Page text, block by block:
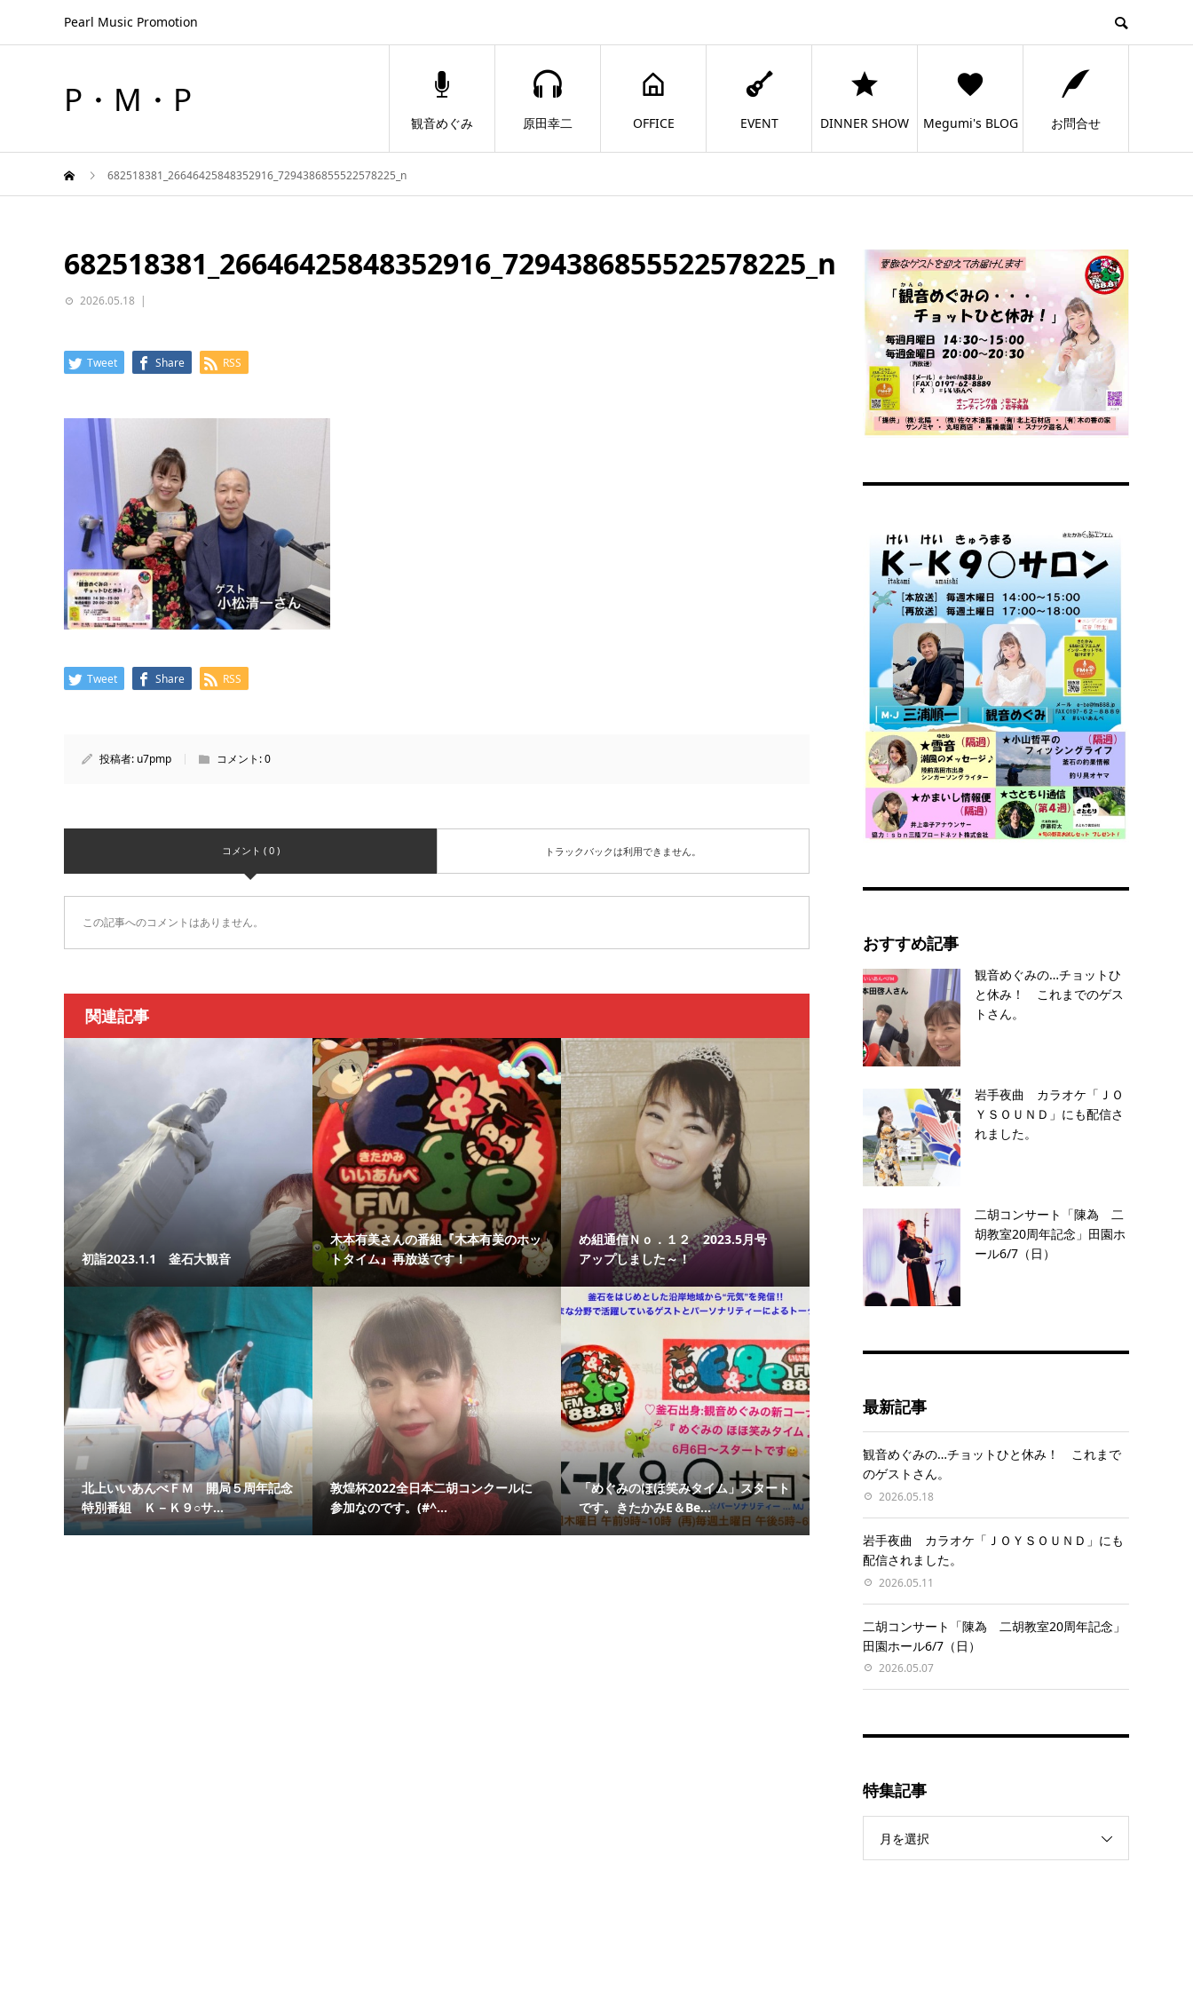
Pearl Music Promotion
P・M・P
観音めぐみ 原田幸二 OFFICE EVENT DINNER SHOW Megumi's BLOG お問合せ
682518381_26646425848352916_7294386855522578225_n
682518381_26646425848352916_7294386855522578225_n
2026.05.18
Tweet Share RSS
Tweet Share RSS
投稿者: u7pmp コメント:0
コメント ( 0 ) トラックバックは利用できません。
この記事へのコメントはありません。
関連記事
初詣2023.1.1 釜石大観音
木本有美さんの番組『木本有美のホッ
トタイム』再放送です！
め組通信Ｎｏ．１２ 2023.5月号
アップしました～！
北上いいあんべＦＭ 開局５周年記念
特別番組 Ｋ－Ｋ９○サ...
敦煌杯2022全日本二胡コンクールに
参加なのです。(#^...
「めぐみのほほ笑みタイム」スタート
です。きたかみE＆Be...
おすすめ記事
観音めぐみの…チョットひ
と休み！ これまでのゲス
トさん。
岩手夜曲 カラオケ「ＪＯ
ＹＳＯＵＮＤ」にも配信さ
れました。
二胡コンサート「陳為 二
胡教室20周年記念」田園ホ
ール6/7（日）
最新記事
観音めぐみの…チョットひと休み！ これまで
のゲストさん。
2026.05.18
岩手夜曲 カラオケ「ＪＯＹＳＯＵＮＤ」にも
配信されました。
2026.05.11
二胡コンサート「陳為 二胡教室20周年記念」
田園ホール6/7（日）
2026.05.07
特集記事
月を選択